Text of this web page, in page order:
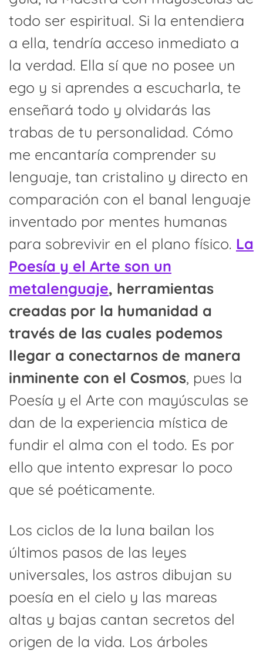
todo ser espiritual. Si la entendiera
a ella, tendría acceso inmediato a
la verdad. Ella sí que no posee un
ego y si aprendes a escucharla, te
enseñará todo y olvidarás las
trabas de tu personalidad. Cómo
me encantaría comprender su
lenguaje, tan cristalino y directo en
comparación con el banal lenguaje
inventado por mentes humanas
para sobrevivir en el plano físico. La
Poesía y el Arte son un
metalenguaje, herramientas
creadas por la humanidad a
través de las cuales podemos
llegar a conectarnos de manera
inminente con el Cosmos, pues la
Poesía y el Arte con mayúsculas se
dan de la experiencia mística de
fundir el alma con el todo. Es por
ello que intento expresar lo poco
que sé poéticamente.
Los ciclos de la luna bailan los
últimos pasos de las leyes
universales, los astros dibujan su
poesía en el cielo y las mareas
altas y bajas cantan secretos del
origen de la vida. Los árboles